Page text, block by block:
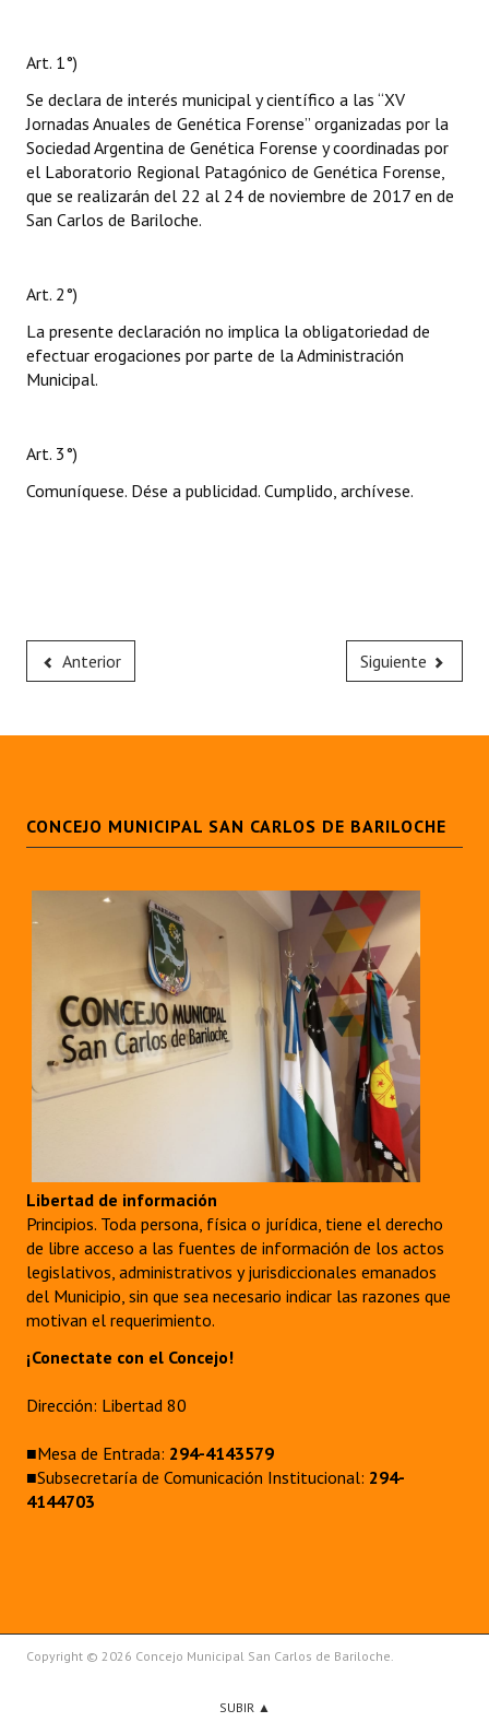
Art. 1°)
Se declara de interés municipal y científico a las “XV
Jornadas Anuales de Genética Forense” organizadas por la
Sociedad Argentina de Genética Forense y coordinadas por
el Laboratorio Regional Patagónico de Genética Forense,
que se realizarán del 22 al 24 de noviembre de 2017 en de
San Carlos de Bariloche.
Art. 2°)
La presente declaración no implica la obligatoriedad de
efectuar erogaciones por parte de la Administración
Municipal.
Art. 3°)
Comuníquese. Dése a publicidad. Cumplido, archívese.
Anterior Siguiente
CONCEJO MUNICIPAL SAN CARLOS DE BARILOCHE
Libertad de información
Principios. Toda persona, física o jurídica, tiene el derecho
de libre acceso a las fuentes de información de los actos
legislativos, administrativos y jurisdiccionales emanados
del Municipio, sin que sea necesario indicar las razones que
motivan el requerimiento.
¡Conectate con el Concejo!
Dirección: Libertad 80
■Mesa de Entrada: 294-4143579
■Subsecretaría de Comunicación Institucional: 294-
4144703
Copyright © 2026 Concejo Municipal San Carlos de Bariloche.
SUBIR ▲